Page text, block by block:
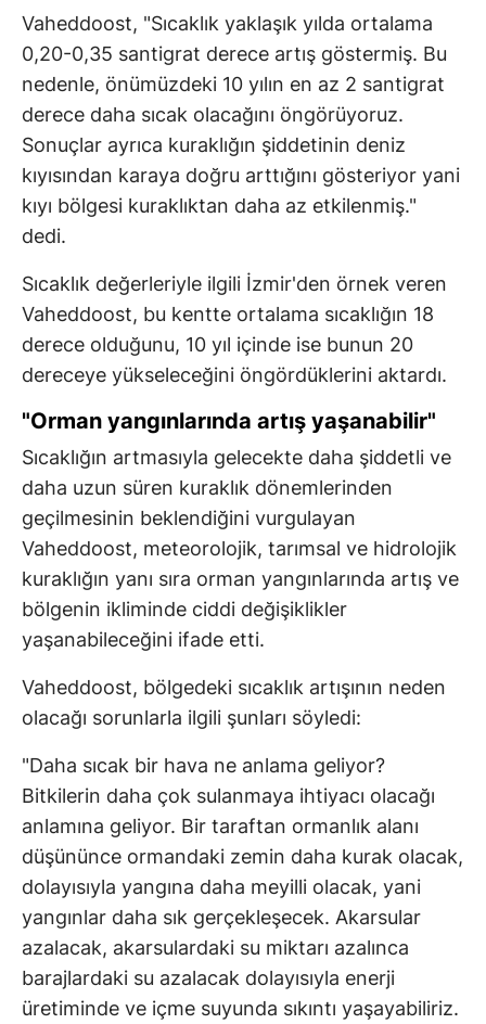
Vaheddoost, "Sıcaklık yaklaşık yılda ortalama
0,20-0,35 santigrat derece artış göstermiş. Bu
nedenle, önümüzdeki 10 yılın en az 2 santigrat
derece daha sıcak olacağını öngörüyoruz.
Sonuçlar ayrıca kuraklığın şiddetinin deniz
kıyısından karaya doğru arttığını gösteriyor yani
kıyı bölgesi kuraklıktan daha az etkilenmiş."
dedi.
Sıcaklık değerleriyle ilgili İzmir'den örnek veren
Vaheddoost, bu kentte ortalama sıcaklığın 18
derece olduğunu, 10 yıl içinde ise bunun 20
dereceye yükseleceğini öngördüklerini aktardı.
"Orman yangınlarında artış yaşanabilir"
Sıcaklığın artmasıyla gelecekte daha şiddetli ve
daha uzun süren kuraklık dönemlerinden
geçilmesinin beklendiğini vurgulayan
Vaheddoost, meteorolojik, tarımsal ve hidrolojik
kuraklığın yanı sıra orman yangınlarında artış ve
bölgenin ikliminde ciddi değişiklikler
yaşanabileceğini ifade etti.
Vaheddoost, bölgedeki sıcaklık artışının neden
olacağı sorunlarla ilgili şunları söyledi:
"Daha sıcak bir hava ne anlama geliyor?
Bitkilerin daha çok sulanmaya ihtiyacı olacağı
anlamına geliyor. Bir taraftan ormanlık alanı
düşününce ormandaki zemin daha kurak olacak,
dolayısıyla yangına daha meyilli olacak, yani
yangınlar daha sık gerçekleşecek. Akarsular
azalacak, akarsulardaki su miktarı azalınca
barajlardaki su azalacak dolayısıyla enerji
üretiminde ve içme suyunda sıkıntı yaşayabiliriz.